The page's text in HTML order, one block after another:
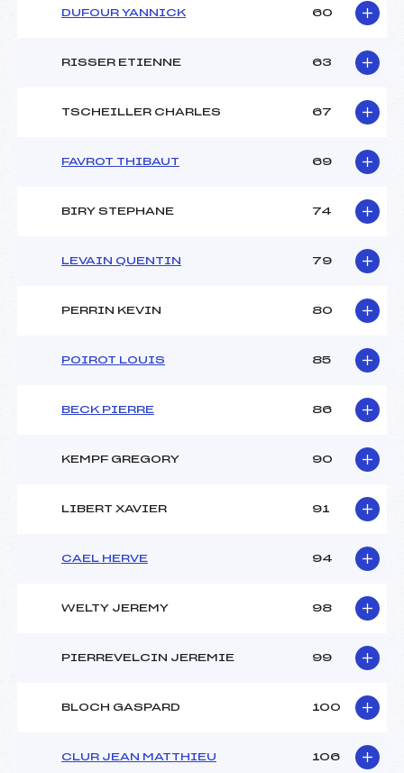
DUFOUR YANNICK 60
RISSER ETIENNE 63
TSCHEILLER CHARLES 67
FAVROT THIBAUT 69
BIRY STEPHANE 74
LEVAIN QUENTIN 79
PERRIN KEVIN 80
POIROT LOUIS 85
BECK PIERRE 86
KEMPF GREGORY 90
LIBERT XAVIER 91
CAEL HERVE 94
WELTY JEREMY 98
PIERREVELCIN JEREMIE 99
BLOCH GASPARD 100
CLUR JEAN MATTHIEU 106